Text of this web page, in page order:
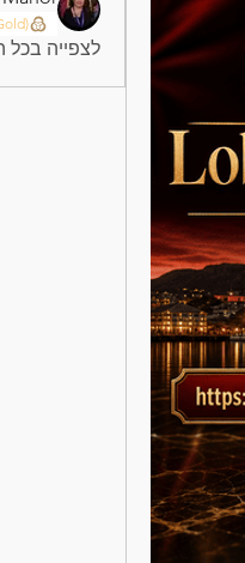
לצפייה בכל